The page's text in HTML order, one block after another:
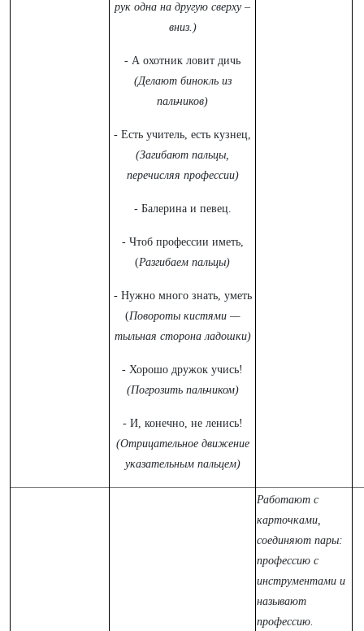
рук одна на другую сверху –
вниз.)
- А охотник ловит дичь
(Делают бинокль из
пальчиков)
- Есть учитель, есть кузнец,
(Загибают пальцы,
перечисляя профессии)
- Балерина и певец.
- Чтоб профессии иметь,
(Разгибаем пальцы)
- Нужно много знать, уметь
(Повороты кистями —
тыльная сторона ладошки)
- Хорошо дружок учись!
(Погрозить пальчиком)
- И, конечно, не ленись!
(Отрицательное движение
указательным пальцем)
Работают с
карточками,
соединяют пары:
профессию с
инструментами и
называют
профессию.